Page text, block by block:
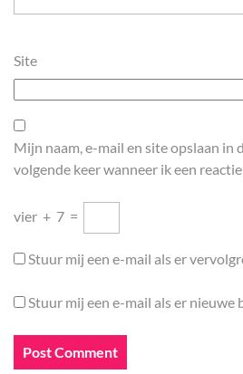
Site
Mijn naam, e-mail en site opslaan in
volgende keer wanneer ik een
vier + 7 =
Stuur mij een e-mail als er
Stuur mij een e-mail als er nieuwe